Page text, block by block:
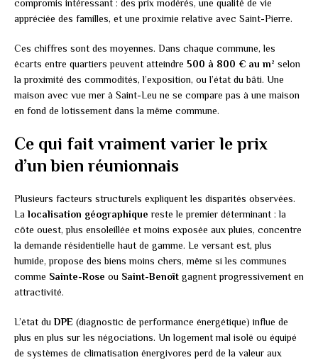
compromis intéressant : des prix modérés, une qualité de vie
appréciée des familles, et une proximie relative avec Saint-Pierre.
Ces chiffres sont des moyennes. Dans chaque commune, les
écarts entre quartiers peuvent atteindre 500 à 800 € au m² selon
la proximité des commodités, l’exposition, ou l’état du bâti. Une
maison avec vue mer à Saint-Leu ne se compare pas à une maison
en fond de lotissement dans la même commune.
Ce qui fait vraiment varier le prix
d’un bien réunionnais
Plusieurs facteurs structurels expliquent les disparités observées.
La localisation géographique reste le premier déterminant : la
côte ouest, plus ensoleillée et moins exposée aux pluies, concentre
la demande résidentielle haut de gamme. Le versant est, plus
humide, propose des biens moins chers, même si les communes
comme Sainte-Rose ou Saint-Benoît gagnent progressivement en
attractivité.
L’état du DPE (diagnostic de performance énergétique) influe de
plus en plus sur les négociations. Un logement mal isolé ou équipé
de systèmes de climatisation énergivores perd de la valeur aux